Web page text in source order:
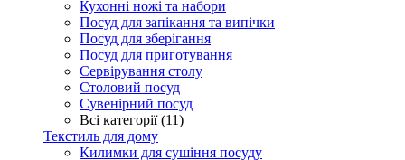
Кухонні ножі та набори
Посуд для запікання та випічки
Посуд для зберігання
Посуд для приготування
Сервірування столу
Столовий посуд
Сувенірний посуд
Всі категорії (11)
Текстиль для дому
Килимки для сушіння посуду